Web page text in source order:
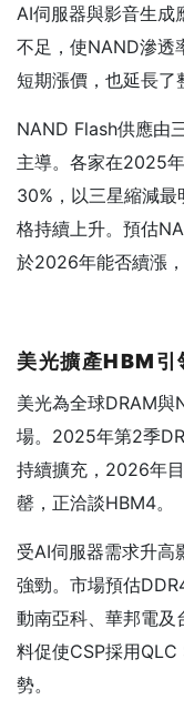
AI伺服器與影音生成
不足，使NAND滲透
短期漲價，也延長了
NAND Flash供應由
主導。各家在2025
30%，以三星縮減
格持續上升。預估
於2026年能否續漲
美光擴產HBM引
美光為全球DRAM與
場。2025年第2季
持續擴充，2026年
罄，正洽談HBM4。
受AI伺服器需求升高
強勁。市場預估
動南亞科、華邦電
料促使CSP採用
勢。